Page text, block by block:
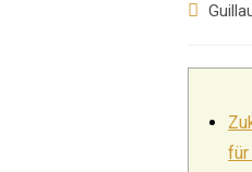
Auteur/
für